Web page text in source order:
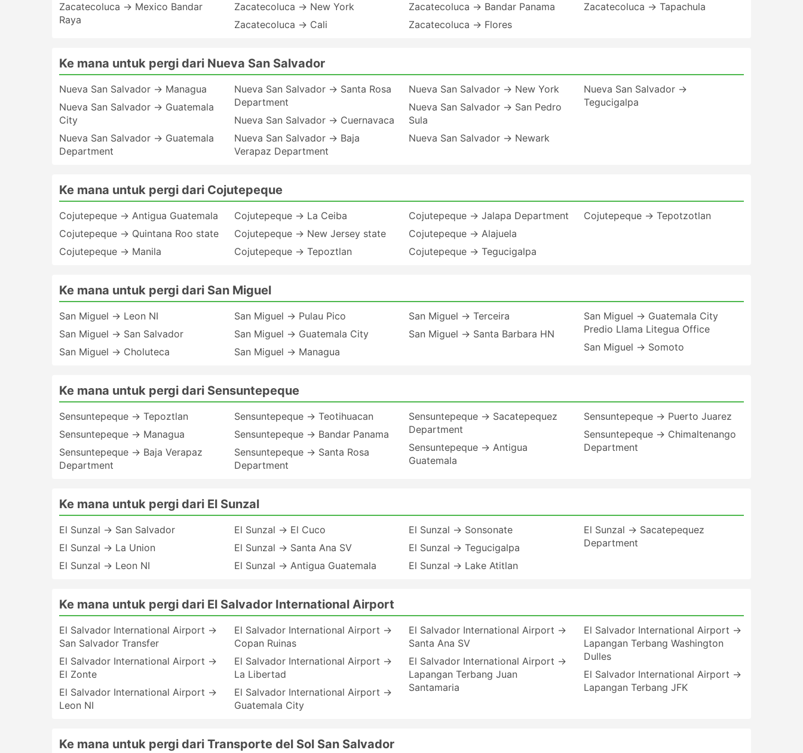
Zacatecoluca → Mexico Bandar
Raya
Zacatecoluca → New York
Zacatecoluca → Cali
Zacatecoluca → Bandar Panama
Zacatecoluca → Flores
Zacatecoluca → Tapachula
Ke mana untuk pergi dari Nueva San Salvador
Nueva San Salvador → Managua
Nueva San Salvador → Guatemala
City
Nueva San Salvador → Guatemala
Department
Nueva San Salvador → Santa Rosa
Department
Nueva San Salvador → Cuernavaca
Nueva San Salvador → Baja
Verapaz Department
Nueva San Salvador → New York
Nueva San Salvador → San Pedro
Sula
Nueva San Salvador → Newark
Nueva San Salvador →
Tegucigalpa
Ke mana untuk pergi dari Cojutepeque
Cojutepeque → Antigua Guatemala
Cojutepeque → Quintana Roo state
Cojutepeque → Manila
Cojutepeque → La Ceiba
Cojutepeque → New Jersey state
Cojutepeque → Tepoztlan
Cojutepeque → Jalapa Department
Cojutepeque → Alajuela
Cojutepeque → Tegucigalpa
Cojutepeque → Tepotzotlan
Ke mana untuk pergi dari San Miguel
San Miguel → Leon NI
San Miguel → San Salvador
San Miguel → Choluteca
San Miguel → Pulau Pico
San Miguel → Guatemala City
San Miguel → Managua
San Miguel → Terceira
San Miguel → Santa Barbara HN
San Miguel → Guatemala City
Predio Llama Litegua Office
San Miguel → Somoto
Ke mana untuk pergi dari Sensuntepeque
Sensuntepeque → Tepoztlan
Sensuntepeque → Managua
Sensuntepeque → Baja Verapaz
Department
Sensuntepeque → Teotihuacan
Sensuntepeque → Bandar Panama
Sensuntepeque → Santa Rosa
Department
Sensuntepeque → Sacatepequez
Department
Sensuntepeque → Antigua
Guatemala
Sensuntepeque → Puerto Juarez
Sensuntepeque → Chimaltenango
Department
Ke mana untuk pergi dari El Sunzal
El Sunzal → San Salvador
El Sunzal → La Union
El Sunzal → Leon NI
El Sunzal → El Cuco
El Sunzal → Santa Ana SV
El Sunzal → Antigua Guatemala
El Sunzal → Sonsonate
El Sunzal → Tegucigalpa
El Sunzal → Lake Atitlan
El Sunzal → Sacatepequez
Department
Ke mana untuk pergi dari El Salvador International Airport
El Salvador International Airport →
San Salvador Transfer
El Salvador International Airport →
El Zonte
El Salvador International Airport →
Leon NI
El Salvador International Airport →
Copan Ruinas
El Salvador International Airport →
La Libertad
El Salvador International Airport →
Guatemala City
El Salvador International Airport →
Santa Ana SV
El Salvador International Airport →
Lapangan Terbang Juan
Santamaria
El Salvador International Airport →
Lapangan Terbang Washington
Dulles
El Salvador International Airport →
Lapangan Terbang JFK
Ke mana untuk pergi dari Transporte del Sol San Salvador